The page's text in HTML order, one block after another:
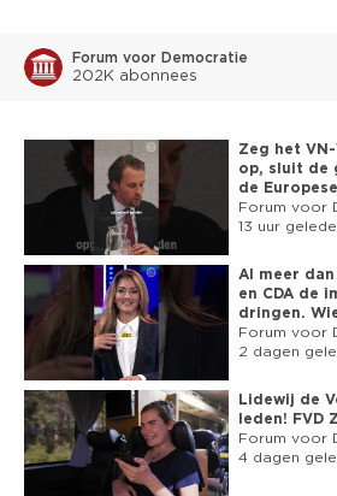
► NIEUWSBRIEF: https://www.fvd.nl/nu
https://facebook.com/
► INSTAGRAM:
https://www.instagram.com/fvdnl/
► TWITTER:
https://twitter.com/fvdemocratie
► TIKTOK:
https://www.tiktok.com/
► BITCHUTE:
https://www.bitchute.com/channel/fvdnl
► GAB:
https://gab.com/fvdnl
► WEBSITE: https://fvd.nl
☻ SUBSCRIBE NU:
https://www.youtube.com/channel/
sub_confirmation=1
Forum voor Democratie
202K abonnees
Zeg het
op, sluit de
de
Forum voor
13 uur
Al meer dan
en CDA de
dringen.
Forum voor
2 dagen
Lidewij de
leden! FVD
Forum voor
4 dagen